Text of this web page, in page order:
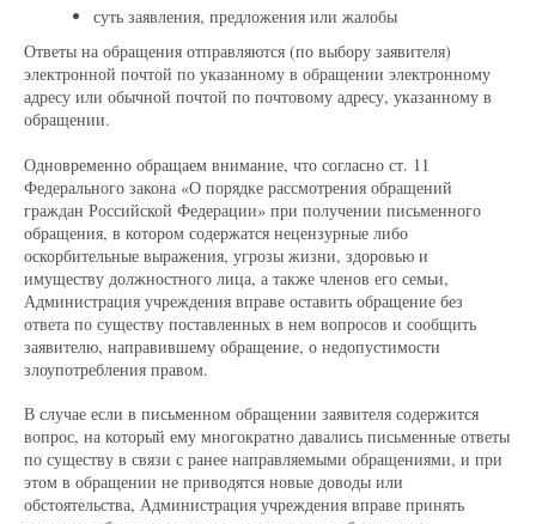
суть заявления, предложения или жалобы
Ответы на обращения отправляются (по выбору заявителя)
электронной почтой по указанному в обращении электронному
адресу или обычной почтой по почтовому адресу, указанному в
обращении.
Одновременно обращаем внимание, что согласно ст. 11
Федерального закона «О порядке рассмотрения обращений
граждан Российской Федерации» при получении письменного
обращения, в котором содержатся нецензурные либо
оскорбительные выражения, угрозы жизни, здоровью и
имуществу должностного лица, а также членов его семьи,
Администрация учреждения вправе оставить обращение без
ответа по существу поставленных в нем вопросов и сообщить
заявителю, направившему обращение, о недопустимости
злоупотребления правом.
В случае если в письменном обращении заявителя содержится
вопрос, на который ему многократно давались письменные ответы
по существу в связи с ранее направляемыми обращениями, и при
этом в обращении не приводятся новые доводы или
обстоятельства, Администрация учреждения вправе принять